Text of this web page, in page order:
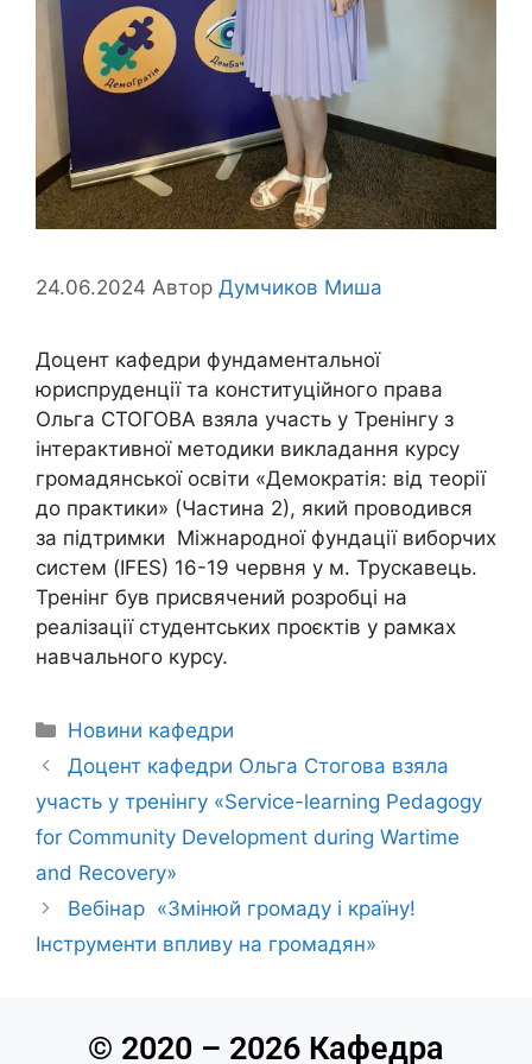
24.06.2024 Автор Думчиков Миша
Доцент кафедри фундаментальної
юриспруденції та конституційного права
Ольга СТОГОВА взяла участь у Тренінгу з
інтерактивної методики викладання курсу
громадянської освіти «Демократія: від теорії
до практики» (Частина 2), який проводився
за підтримки Міжнародної фундації виборчих
систем (IFES) 16-19 червня у м. Трускавець.
Тренінг був присвячений розробці на
реалізації студентських проєктів у рамках
навчального курсу.
Новини кафедри
Доцент кафедри Ольга Стогова взяла
участь у тренінгу «Service-learning Pedagogy
for Community Development during Wartime
and Recovery»
Вебінар «Змінюй громаду і країну!
Інструменти впливу на громадян»
© 2020 – 2026 Кафедра